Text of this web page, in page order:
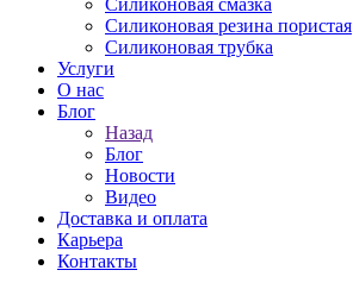
Силиконовая резина пористая
Силиконовая трубка
Услуги
О нас
Блог
Назад
Блог
Новости
Видео
Доставка и оплата
Карьера
Контакты